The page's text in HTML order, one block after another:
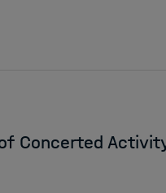
Concerted